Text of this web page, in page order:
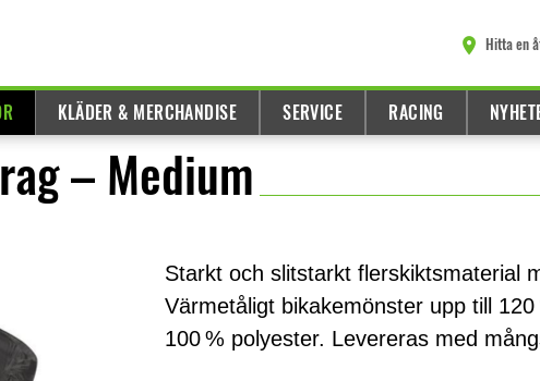
Hitta en
KLÄDER & MERCHANDISE SERVICE RACING
– Medium
Starkt och slitstarkt flerskiktsmaterial
Värmetåligt bikakemönster upp till 120
100 % polyester. Levereras med